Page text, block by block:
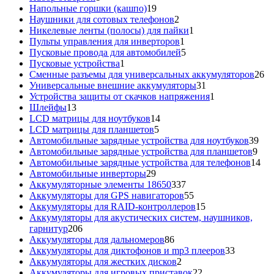
товар
Напольные горшки (кашпо)1919
товаров
Наушники для сотовых телефонов2
товара
Никелевые ленты (полосы) для пайки1
Пульты управления для инверторов1
товар
Пусковые провода для автомобилей55
Пусковые устройства1
товар
Сменные разъемы для универсальных аккумуляторов2626
Универсальные внешние аккумуляторы31
товар
Устройства защиты от скачков напряжения1
Шлейфы1313
товаров
LCD матрицы для ноутбуков1414
LCD матрицы для планшетов55
товаров
Автомобильные зарядные устройства для ноутбуков3939
Автомобильные зарядные устройства для планшетов99
Автомобильные зарядные устройства для телефонов1414
Автомобильные инверторы2929
товаров
Аккумуляторные элементы 18650337337
товаров
Аккумуляторы для GPS навигаторов5555
товаров
Аккумуляторы для RAID-контроллеров1515
товаров
Аккумуляторы для акустических систем, наушников,
гарнитур206206
товаров
Аккумуляторы для дальномеров8686
товаров
Аккумуляторы для диктофонов и mp3 плееров3333
Аккумуляторы для жестких дисков2